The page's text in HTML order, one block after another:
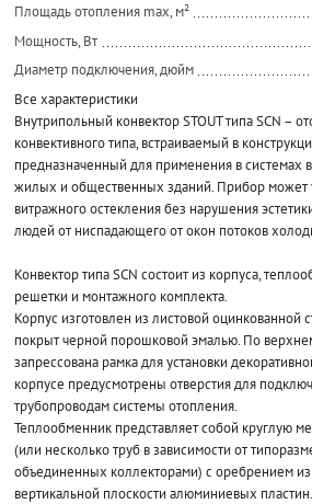
Площадь отопления max, м²
Мощность, Вт
Диаметр подключения, дюйм
Все характеристики
Внутрипольный конвектор STOUT типа SCN –
конвективного типа, встраиваемый в
предназначенный для применения в системах
жилых и общественных зданий. Прибор может
витражного остекления без нарушения
людей от ниспадающего от окон потоков
Конвектор типа SCN состоит из корпуса,
решетки и монтажного комплекта.
Корпус изготовлен из листовой оцинкованной
покрыт черной порошковой эмалью. По
запрессована рамка для установки
корпусе предусмотрены отверстия для
трубопроводам системы отопления.
Теплообменник представляет собой круглую
(или несколько труб в зависимости от
объединенных коллекторами) с оребрением
вертикальной плоскости алюминиевых